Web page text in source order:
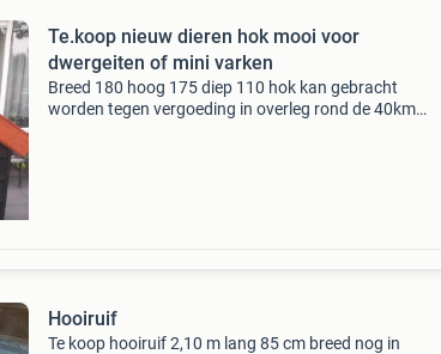
Te.koop nieuw dieren hok mooi voor
dwergeiten of mini varken
Breed 180 hoog 175 diep 110 hok kan gebracht
worden tegen vergoeding in overleg rond de 40km
Hooiruif
Te koop hooiruif 2,10 m lang 85 cm breed nog in